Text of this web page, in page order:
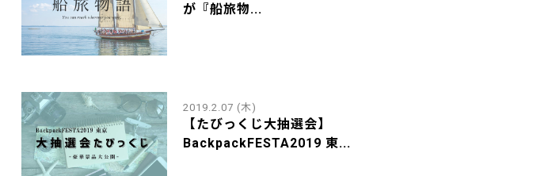
が『船旅物...
2019.2.07 (木)
【たびっくじ大抽選会】
BackpackFESTA2019 東...